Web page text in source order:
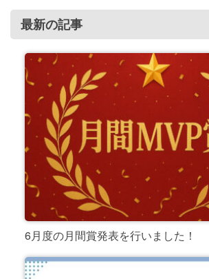
最新の記事
6月度の月間賞発表を行いました！